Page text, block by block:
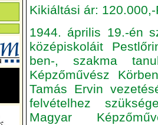
Kikiáltási ár: 120.000,-
1944. április 19.-én
középiskoláit
ben-, szakma
Képzőművész
Tamás Ervin
felvételhez
Magyar